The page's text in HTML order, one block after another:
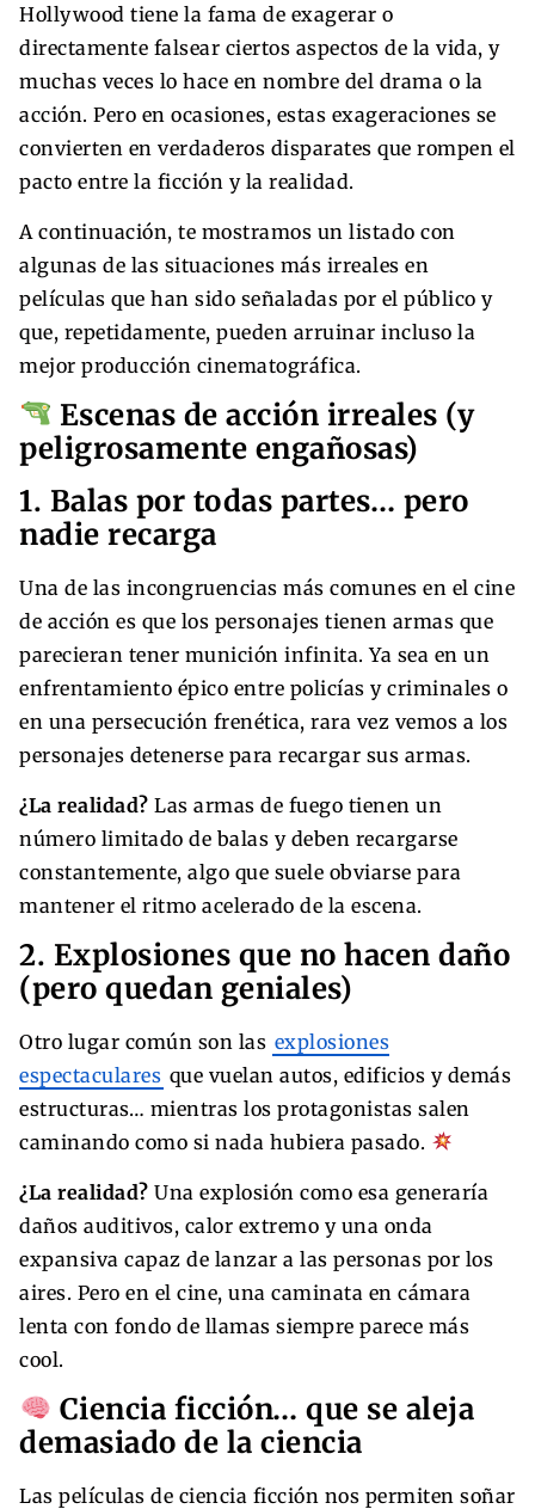
Hollywood tiene la fama de exagerar o
directamente falsear ciertos aspectos de la vida, y
muchas veces lo hace en nombre del drama o la
acción. Pero en ocasiones, estas exageraciones se
convierten en verdaderos disparates que rompen el
pacto entre la ficción y la realidad.
A continuación, te mostramos un listado con
algunas de las situaciones más irreales en
películas que han sido señaladas por el público y
que, repetidamente, pueden arruinar incluso la
mejor producción cinematográfica.
Escenas de acción irreales (y
peligrosamente engañosas)
1. Balas por todas partes… pero
nadie recarga
Una de las incongruencias más comunes en el cine
de acción es que los personajes tienen armas que
parecieran tener munición infinita. Ya sea en un
enfrentamiento épico entre policías y criminales o
en una persecución frenética, rara vez vemos a los
personajes detenerse para recargar sus armas.
¿La realidad? Las armas de fuego tienen un
número limitado de balas y deben recargarse
constantemente, algo que suele obviarse para
mantener el ritmo acelerado de la escena.
2. Explosiones que no hacen daño
(pero quedan geniales)
Otro lugar común son las explosiones
espectaculares que vuelan autos, edificios y demás
estructuras… mientras los protagonistas salen
caminando como si nada hubiera pasado.
¿La realidad? Una explosión como esa generaría
daños auditivos, calor extremo y una onda
expansiva capaz de lanzar a las personas por los
aires. Pero en el cine, una caminata en cámara
lenta con fondo de llamas siempre parece más
cool.
Ciencia ficción… que se aleja
demasiado de la ciencia
Las películas de ciencia ficción nos permiten soñar